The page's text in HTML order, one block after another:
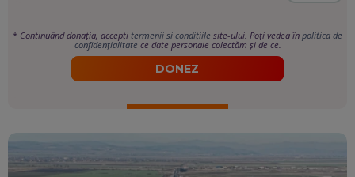
* Continuând donația, accepți termenii si condițiile site-ului. Poți vedea în politica de
confidențialitate ce date personale colectăm și de ce.
DONEZ